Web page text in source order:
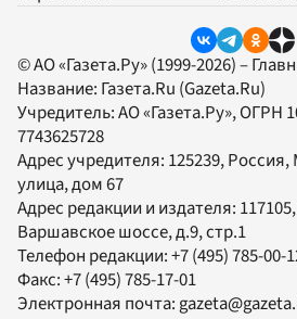
© АО «Газета.Ру» (1999-2026) –
Название: Газета.Ru (Gazeta.Ru)
Учредитель:АО «Газета.Ру», ОГРН
7743625728
Адрес учредителя: 125239,
улица, дом 67
Адрес редакции и издателя: 117105
Варшавское шоссе, д.9, стр.1
Телефон редакции:+7 (495) 785-00-
Факс:+7 (495) 785-17-01
Электронная почта: